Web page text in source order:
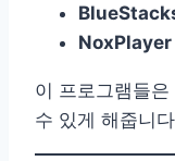
NoxPlayer
이 프로그램들
수 있게 해줍니